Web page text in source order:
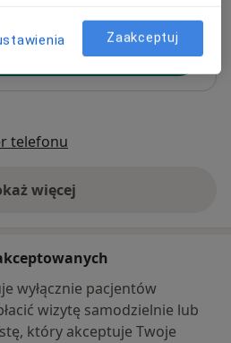
kalendarz
telefonu
więcej
o adresie
wyłącznie pacjentów
wizytę samodzielnie lub
który akceptuje Twoje
Zaakceptuj